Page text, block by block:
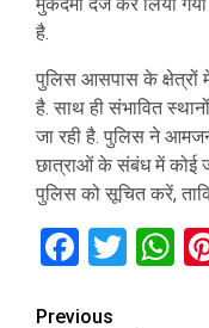
है.
पुलिस आसपास के क्षेत्रों
है. साथ ही संभावित
जा रही है. पुलिस ने
छात्राओं के संबंध में कोई
पुलिस को सूचित करें,
Previous